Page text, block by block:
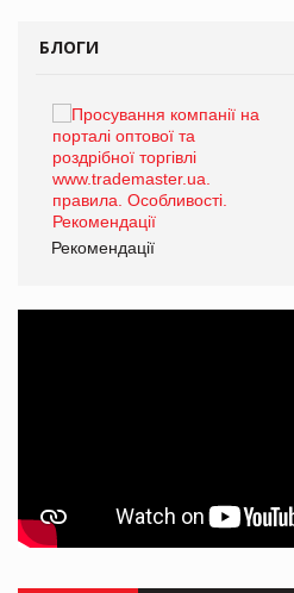
БЛОГИ
Рекомендації